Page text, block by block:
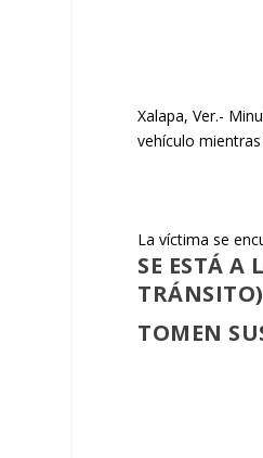
Xalapa, Ver.-
vehículo
​La víctima se
​SE ESTÁ A
TOMEN